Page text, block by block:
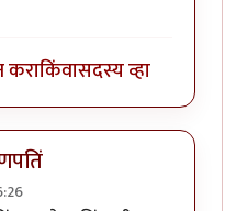
कराकिंवासदस्य व्हा